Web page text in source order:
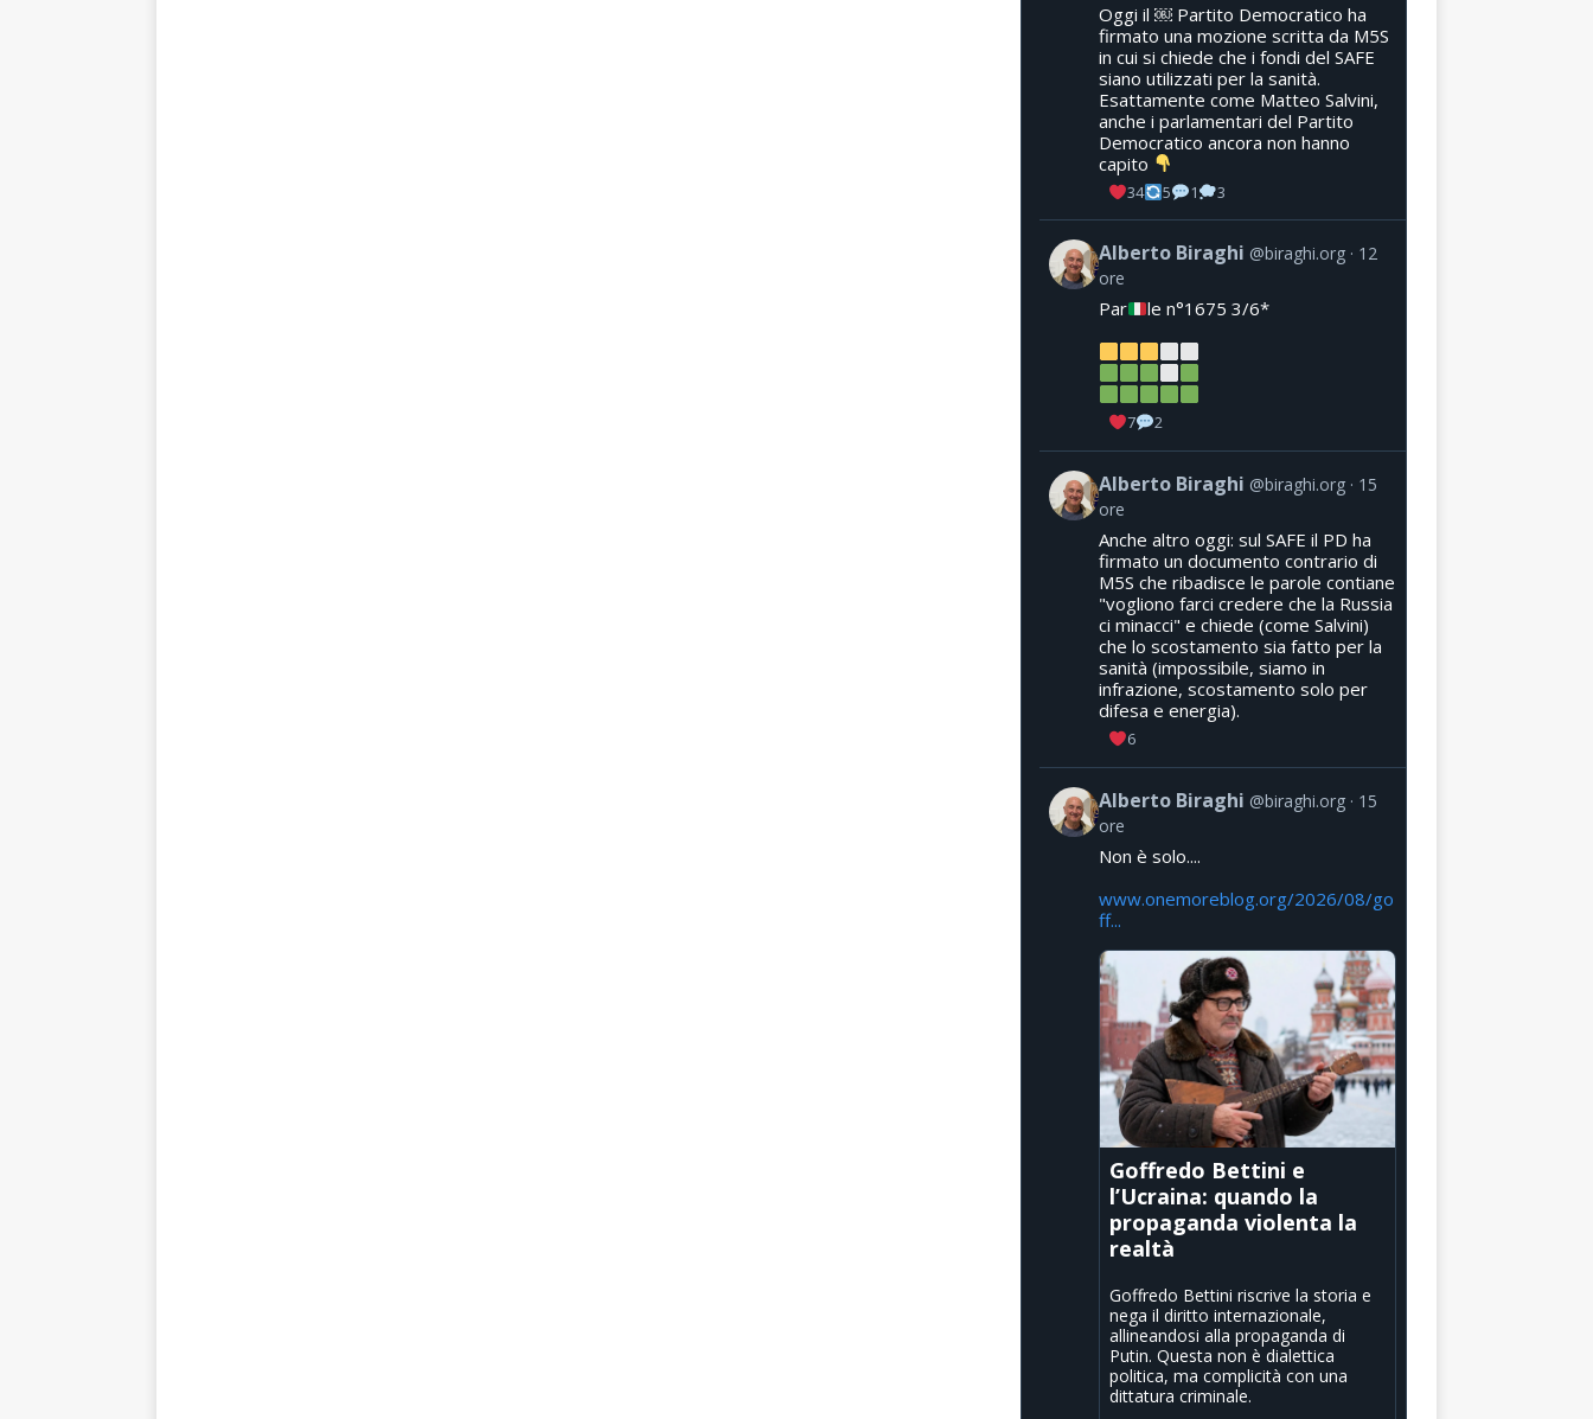
Oggi il ￼ Partito Democratico ha
firmato una mozione scritta da M5S
in cui si chiede che i fondi del SAFE
siano utilizzati per la sanità.
Esattamente come Matteo Salvini,
anche i parlamentari del Partito
Democratico ancora non hanno
capito
34 5 1 3
Alberto Biraghi @biraghi.org
12
ore
Par le n°1675 3/6*
7 2
Alberto Biraghi @biraghi.org
15
ore
Anche altro oggi: sul SAFE il PD ha
firmato un documento contrario di
M5S che ribadisce le parole contiane
"vogliono farci credere che la Russia
ci minacci" e chiede (come Salvini)
che lo scostamento sia fatto per la
sanità (impossibile, siamo in
infrazione, scostamento solo per
difesa e energia).
6
Alberto Biraghi @biraghi.org
15
ore
Non è solo....
www.onemoreblog.org/2026/08/go
ff...
Goffredo Bettini e
l’Ucraina: quando la
propaganda violenta la
realtà
Goffredo Bettini riscrive la storia e
nega il diritto internazionale,
allineandosi alla propaganda di
Putin. Questa non è dialettica
politica, ma complicità con una
dittatura criminale.